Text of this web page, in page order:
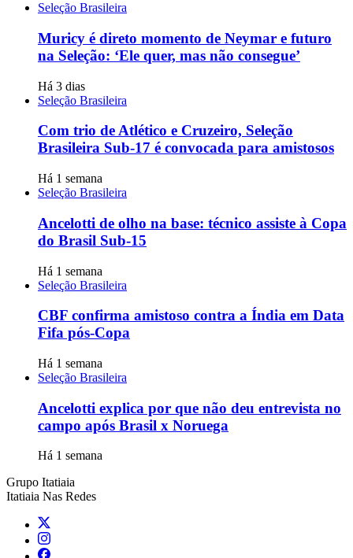
Seleção Brasileira
Muricy é direto momento de Neymar e futuro
na Seleção: ‘Ele quer, mas não consegue’
Há 3 dias
Seleção Brasileira
Com trio de Atlético e Cruzeiro, Seleção
Brasileira Sub-17 é convocada para amistosos
Há 1 semana
Seleção Brasileira
Ancelotti de olho na base: técnico assiste à Copa
do Brasil Sub-15
Há 1 semana
Seleção Brasileira
CBF confirma amistoso contra a Índia em Data
Fifa pós-Copa
Há 1 semana
Seleção Brasileira
Ancelotti explica por que não deu entrevista no
campo após Brasil x Noruega
Há 1 semana
Grupo Itatiaia
Itatiaia Nas Redes